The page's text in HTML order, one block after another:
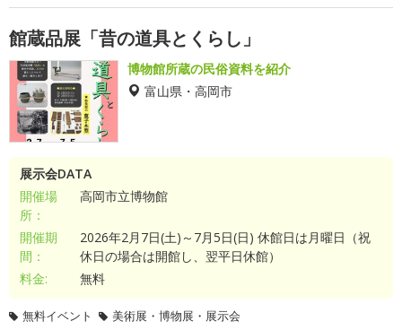
館蔵品展「昔の道具とくらし」
博物館所蔵の民俗資料を紹介
富山県・高岡市
展示会DATA
開催場
所：
高岡市立博物館
開催期
間：
2026年2月7日(土)～7月5日(日) 休館日は月曜日（祝
休日の場合は開館し、翌平日休館）
料金:
無料
無料イベント 美術展・博物展・展示会